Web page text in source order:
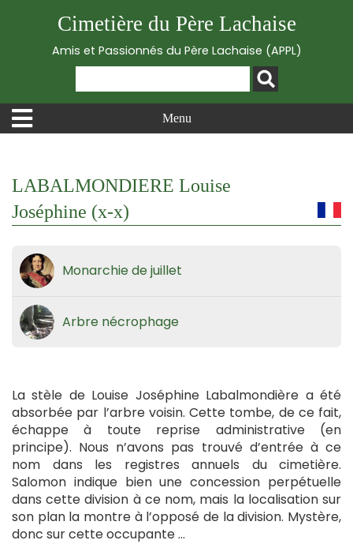
Cimetière du Père Lachaise
Amis et Passionnés du Père Lachaise (APPL)
Menu
LABALMONDIERE Louise
Joséphine (x-x)
Monarchie de juillet
Arbre nécrophage
La stèle de Louise Joséphine Labalmondière a été
absorbée par l’arbre voisin. Cette tombe, de ce fait,
échappe à toute reprise administrative (en
principe). Nous n’avons pas trouvé d’entrée à ce
nom dans les registres annuels du cimetière.
Salomon indique bien une concession perpétuelle
dans cette division à ce nom, mais la localisation sur
son plan la montre à l’opposé de la division. Mystère,
donc sur cette occupante …